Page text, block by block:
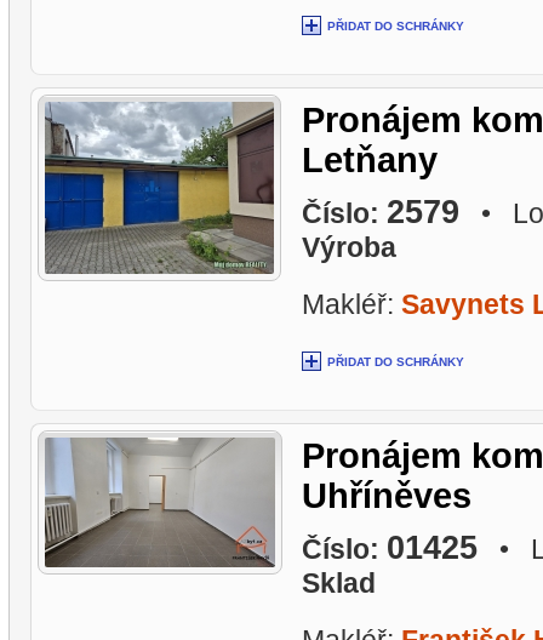
PŘIDAT DO SCHRÁNKY
Pronájem
Letňany
Číslo: 2579 •
Výroba
Makléř: Savynets
PŘIDAT DO SCHRÁNKY
Pronájem
Uhříněves
Číslo: 01425 •
Sklad